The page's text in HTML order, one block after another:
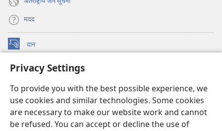
Privacy Settings
To provide you with the best possible experience, we
use cookies and similar technologies. Some cookies
are necessary to make our website work and cannot
be refused. You can accept or decline the use of
मदद
दान
(opens
window)
वॉचटावर ऑनलाइन लाइब्रेरी
new
JW Hub ®
(opens
new
window)
ऐप